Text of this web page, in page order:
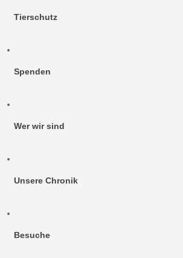
Tierschutz
Spenden
Wer wir sind
Unsere Chronik
Besuche